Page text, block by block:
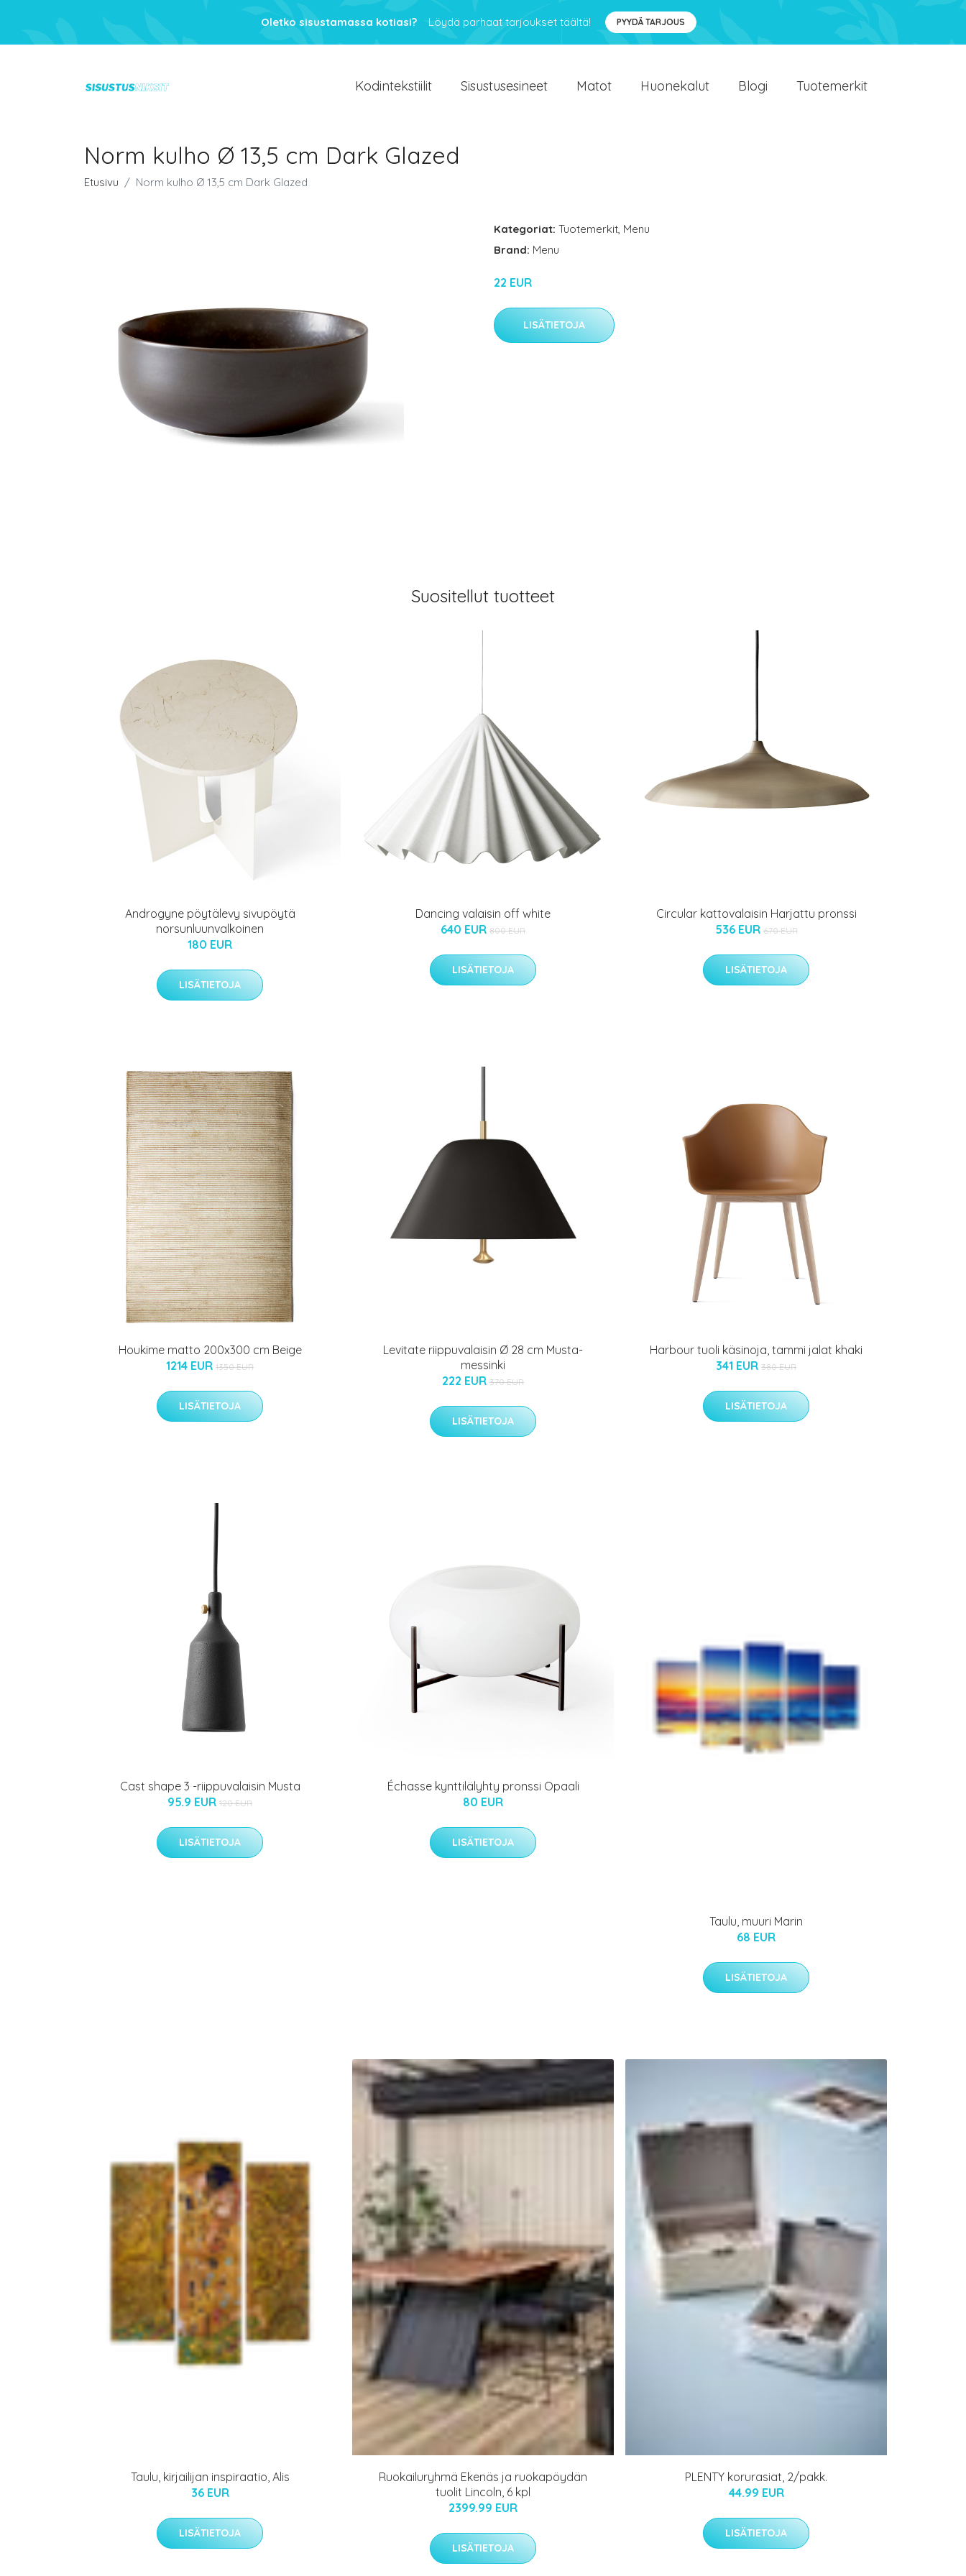
Oletko sisustamassa kotiasi? Löydä parhaat tarjoukset täältä! PYYDÄ TARJOUS
Kodintekstiilit Sisustusesineet Matot Huonekalut Blogi Tuotemerkit
Norm kulho Ø 13,5 cm Dark Glazed
Etusivu Norm kulho Ø 13,5 cm Dark Glazed
Kategoriat: Tuotemerkit, Menu
Brand: Menu
22 EUR
LISÄTIETOJA
Suositellut tuotteet
Androgyne pöytälevy sivupöytä
norsunluunvalkoinen
180 EUR
LISÄTIETOJA
Dancing valaisin off white
640 EUR 800 EUR
LISÄTIETOJA
Circular kattovalaisin Harjattu pronssi
536 EUR 670 EUR
LISÄTIETOJA
Houkime matto 200x300 cm Beige
1214 EUR 1350 EUR
LISÄTIETOJA
Levitate riippuvalaisin Ø 28 cm Musta-
messinki
222 EUR 370 EUR
LISÄTIETOJA
Harbour tuoli käsinoja, tammi jalat khaki
341 EUR 380 EUR
LISÄTIETOJA
Cast shape 3 -riippuvalaisin Musta
95.9 EUR 120 EUR
LISÄTIETOJA
Échasse kynttilälyhty pronssi Opaali
80 EUR
LISÄTIETOJA
Taulu, muuri Marin
68 EUR
LISÄTIETOJA
Taulu, kirjailijan inspiraatio, Alis
36 EUR
LISÄTIETOJA
Ruokailuryhmä Ekenäs ja ruokapöydän
tuolit Lincoln, 6 kpl
2399.99 EUR
LISÄTIETOJA
PLENTY korurasiat, 2/pakk.
44.99 EUR
LISÄTIETOJA